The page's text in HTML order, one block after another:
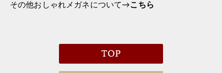
その他おしゃれメガネについて→こちら